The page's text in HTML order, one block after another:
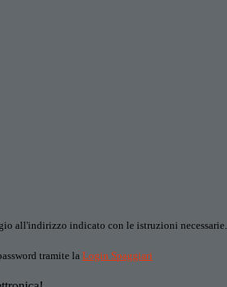
all'indirizzo indicato con le istruzioni necessarie.
tramite la Login Spaggiari